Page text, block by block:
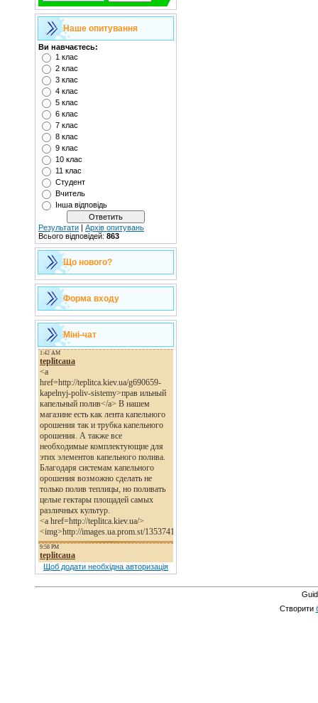
Наше опитування
Ви навчаєтесь:
1 клас
2 клас
3 клас
4 клас
5 клас
6 клас
7 клас
8 клас
9 клас
10 клас
11 клас
Студент
Вчитель
Інша відповідь
Результати | Архів опитувань
Всього відповідей: 863
Що нового?
Форма входу
Міні-чат
Щоб додати необхідна авторизація
Створити